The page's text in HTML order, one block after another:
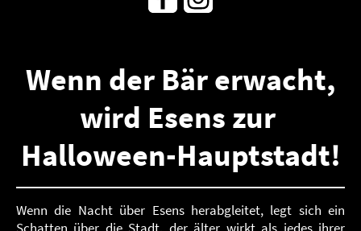
Wenn der Bär erwacht,
wird Esens zur
Halloween-Hauptstadt!
Wenn die Nacht über Esens herabgleitet, legt sich ein
Schatten über die Stadt, der älter wirkt als jedes ihrer